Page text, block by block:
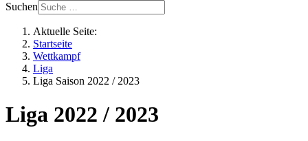
Suchen
Aktuelle Seite:
Startseite
Wettkampf
Liga
Liga Saison 2022 / 2023
Liga 2022 / 2023